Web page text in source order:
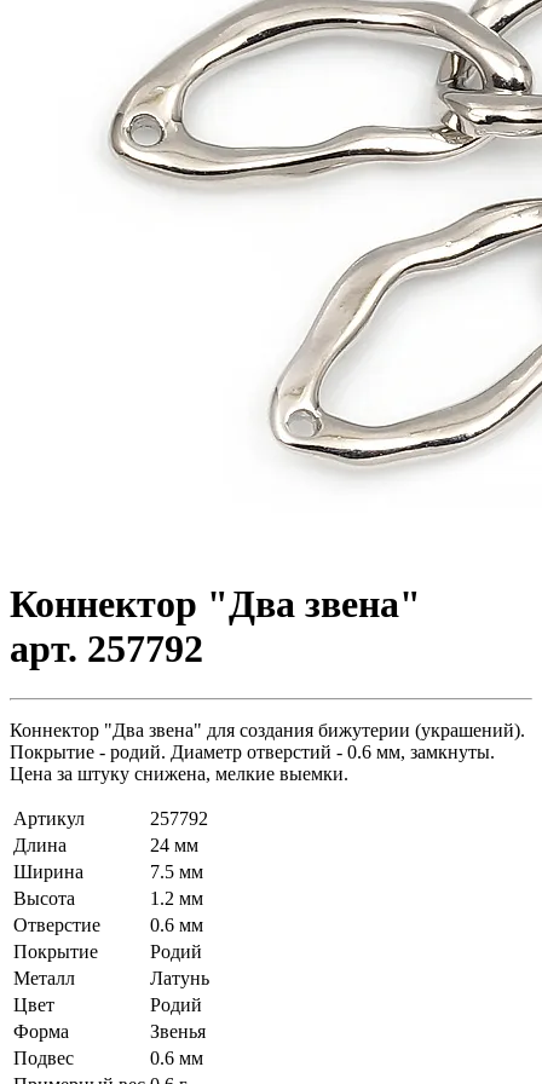
Коннектор "Два звена"
арт. 257792
Коннектор "Два звена" для создания бижутерии (украшений).
Покрытие - родий. Диаметр отверстий - 0.6 мм, замкнуты.
Цена за штуку снижена, мелкие выемки.
Артикул
257792
Длина
24 мм
Ширина
7.5 мм
Высота
1.2 мм
Отверстие
0.6 мм
Покрытие
Родий
Металл
Латунь
Цвет
Родий
Форма
Звенья
Подвес
0.6 мм